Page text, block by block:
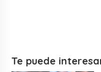
Te puede